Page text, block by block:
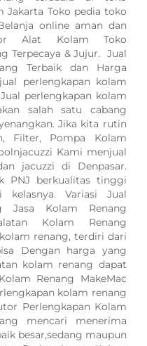
Jakarta Toko pedia toko
online aman dan
Alat Kolam Toko
Terpecaya & Jujur. Jual
Terbaik dan Harga
perlengkapan kolam
perlengkapan kolam
salah satu cabang
Jika kita rutin
Filter, Pompa Kolam
Kami menjual
jacuzzi di Denpasar.
PNJ berkualitas tinggi
Variasi Jual
Jasa Kolam Renang
Kolam Renang
renang, terdiri dari
Dengan harga yang
kolam renang dapat
Renang MakeMac
kolam renang
Perlengkapan Kolam
mencari menerima
besar,sedang maupun